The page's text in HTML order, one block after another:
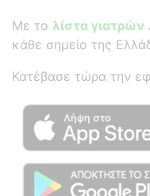
Με το λίστα γιατρών
κάθε σημείο της
Κατέβασε τώρα την